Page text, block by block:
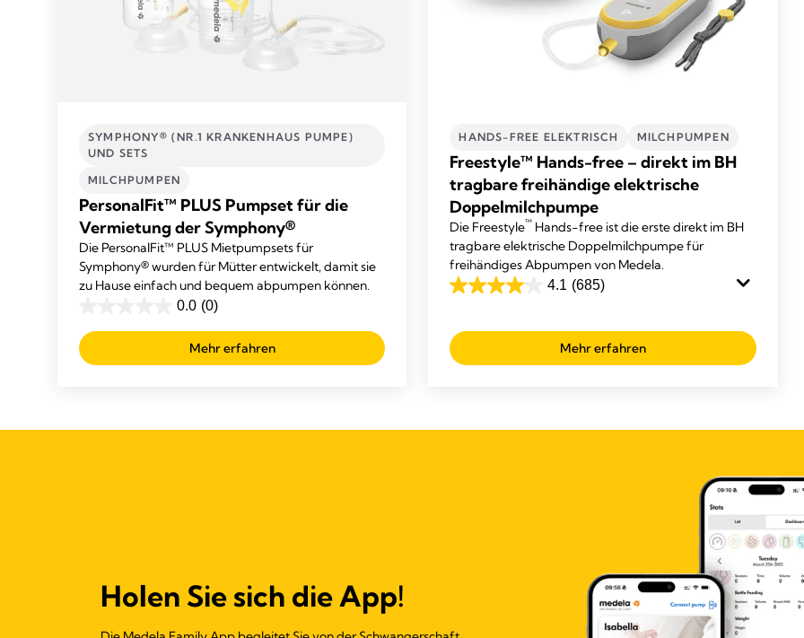
SYMPHONY® (NR.1 KRANKENHAUS PUMPE)
UND SETS
MILCHPUMPEN
PersonalFit™ PLUS Pumpset für die
Vermietung der Symphony®
Die PersonalFit™ PLUS Mietpumpsets für
Symphony® wurden für Mütter entwickelt, damit sie
zu Hause einfach und bequem abpumpen können.
0.0 (0)
out
of
Mehr erfahren
HANDS-FREE ELEKTRISCH MILCHPUMPEN
Freestyle™ Hands-free – direkt im BH
tragbare freihändige elektrische
Doppelmilchpumpe
Die Freestyle™ Hands-free ist die erste direkt im BH
tragbare elektrische Doppelmilchpumpe für
freihändiges Abpumpen von Medela.
4.1 (685)
4.1
of
5
Mehr erfahren
Holen Sie sich die App!